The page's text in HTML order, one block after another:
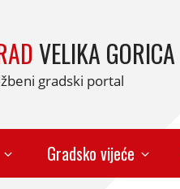
VELIKA GORICA
gradski portal
Gradsko vijeće